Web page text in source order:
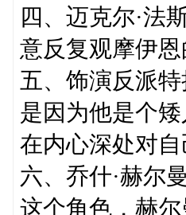
四、迈克尔·法
意反复观摩伊
五、饰演反派
是因为他是个
在内心深处对
六、乔什·赫尔
这个角色，赫